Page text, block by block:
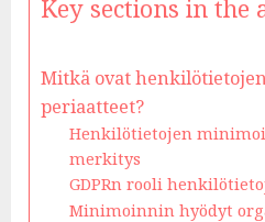
Key sections in the
Mitkä ovat
periaatteet?
Henkilötietojen
merkitys
GDPRn rooli
Minimoinnin hyödyt